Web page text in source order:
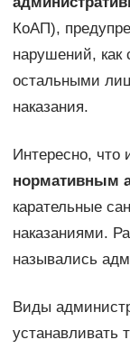
КоАП),
нарушений,
остальными
наказания.
Интересно, что
нормативным
карательные
наказаниями.
назывались
Виды
устанавливать